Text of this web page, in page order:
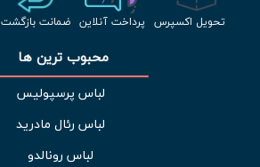
تحویل اکسپرس پرداخت آنلاین ضمانت بازگشت
محبوب ترین ها
لباس پرسپولیس
لباس رئال مادرید
لباس رونالدو